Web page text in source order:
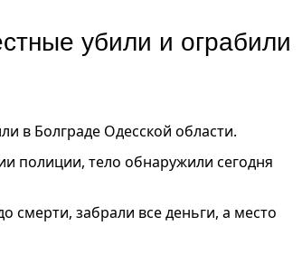
убили и ограбили
в Болграде Одесской области.
полиции, тело обнаружили сегодня
смерти, забрали все деньги, а место